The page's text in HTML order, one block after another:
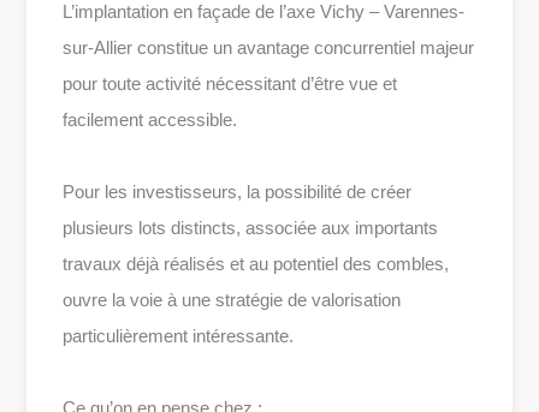
L’implantation en façade de l’axe Vichy – Varennes-
sur-Allier constitue un avantage concurrentiel majeur
pour toute activité nécessitant d’être vue et
facilement accessible.
Pour les investisseurs, la possibilité de créer
plusieurs lots distincts, associée aux importants
travaux déjà réalisés et au potentiel des combles,
ouvre la voie à une stratégie de valorisation
particulièrement intéressante.
Ce qu’on en pense chez :